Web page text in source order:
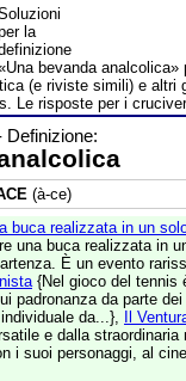
la
bevanda analcolica»
(e riviste simili) e altri
Le risposte per i
Definizione:
(à-ce)
buca realizzata in un
una buca realizzata in
È un evento
{Nel gioco del tennis
padronanza da parte
da...}, Il
e dalla
i suoi personaggi, al